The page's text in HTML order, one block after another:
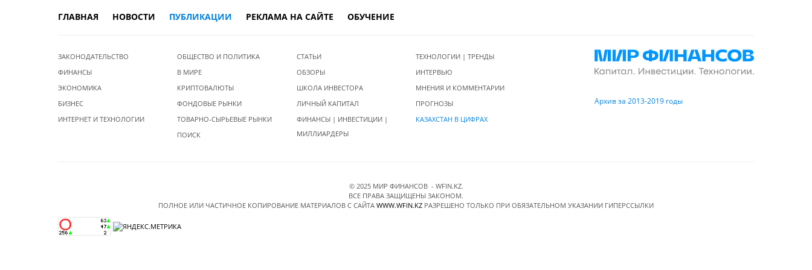
ГЛАВНАЯ НОВОСТИ ПУБЛИКАЦИИ РЕКЛАМА НА САЙТЕ ОБУЧЕНИЕ
ЗАКОНОДАТЕЛЬСТВО
ФИНАНСЫ
ЭКОНОМИКА
БИЗНЕС
ИНТЕРНЕТ И ТЕХНОЛОГИИ
ОБЩЕСТВО И ПОЛИТИКА
В МИРЕ
КРИПТОВАЛЮТЫ
ФОНДОВЫЕ РЫНКИ
ТОВАРНО-СЫРЬЕВЫЕ РЫНКИ
ПОИСК
СТАТЬИ
ОБЗОРЫ
ШКОЛА ИНВЕСТОРА
ЛИЧНЫЙ КАПИТАЛ
ФИНАНСЫ | ИНВЕСТИЦИИ |
МИЛЛИАРДЕРЫ
ТЕХНОЛОГИИ | ТРЕНДЫ
ИНТЕРВЬЮ
МНЕНИЯ И КОММЕНТАРИИ
ПРОГНОЗЫ
КАЗАХСТАН В ЦИФРАХ
Архив за 2013-2019 годы
© 2025 МИР ФИНАНСОВ - WFIN.KZ.
ВСЕ ПРАВА ЗАЩИЩЕНЫ ЗАКОНОМ.
ПОЛНОЕ ИЛИ ЧАСТИЧНОЕ КОПИРОВАНИЕ МАТЕРИАЛОВ C САЙТА WWW.WFIN.KZ РАЗРЕШЕНО ТОЛЬКО ПРИ ОБЯЗАТЕЛЬНОМ УКАЗАНИИ ГИПЕРССЫЛКИ